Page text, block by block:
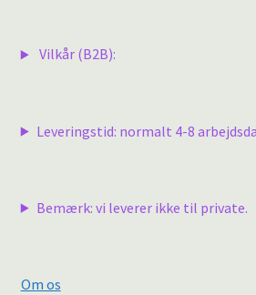
Vilkår (B2B):
Leveringstid: normalt 4-8
Bemærk: vi leverer ikke til private.
Om os